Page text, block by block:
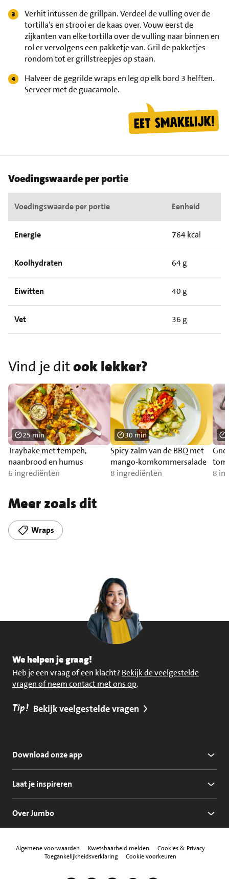
Verhit intussen de grillpan. Verdeel de vulling over de
tortilla’s en strooi er de kaas over. Vouw eerst de
zijkanten van elke tortilla over de vulling naar binnen en
rol er vervolgens een pakketje van. Gril de pakketjes
rondom tot er grillstreepjes op staan.
Halveer de gegrilde wraps en leg op elk bord 3 helften.
Serveer met de guacamole.
Voedingswaarde per portie
Voedingswaarde per portie Eenheid
Energie 764 kcal
Koolhydraten 64 g
Eiwitten 40 g
Vet 36 g
Vind je ditook lekker?
Traybake met tempeh,
naanbrood en humus
6 ingrediënten
25 min
Spicy zalm van de BBQ met
mango-komkommersalade
8 ingrediënten
30 min
zalm
8
Meer zoals dit
Wraps
We helpen je graag!
Heb je een vraag of een klacht? Bekijk de veelgestelde
vragen of neem contact met ons op.
Tip! Bekijk veelgestelde vragen
Download onze app
Laat je inspireren
Over Jumbo
Algemene voorwaarden Kwetsbaarheid melden
Cookies & Privacy
Toegankelijkheidsverklaring
Cookie voorkeuren